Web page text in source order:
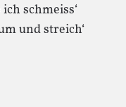
schmeiss‘
und streich‘